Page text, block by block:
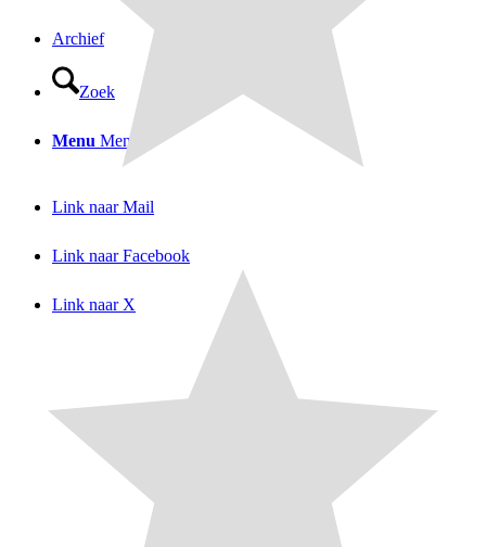
Archief
Zoek
Menu Menu
Link naar Mail
Link naar Facebook
Link naar X